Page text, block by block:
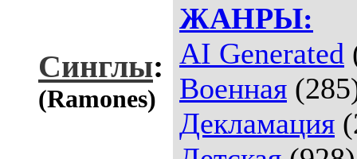
ЖАНРЫ:
AI Generated
Военная
Декламация
Синглы:
(Ramones)